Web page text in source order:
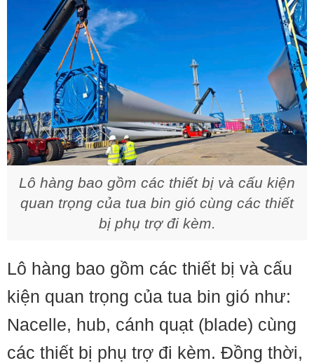
Lô hàng bao gồm các thiết bị và cấu kiện
quan trọng của tua bin gió cùng các thiết
bị phụ trợ đi kèm.
Lô hàng bao gồm các thiết bị và cấu
kiện quan trọng của tua bin gió như:
Nacelle, hub, cánh quạt (blade) cùng
các thiết bị phụ trợ đi kèm. Đồng thời,